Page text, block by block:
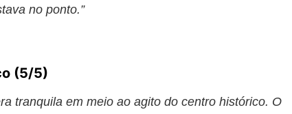
no ponto.”
(5/5)
tranquila em meio ao agito do centro histórico. O